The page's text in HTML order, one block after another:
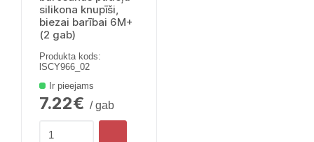
silikona knupīši,
biezai barībai 6M+
(2 gab)
Produkta kods:
lSCY966_02
Ir pieejams
7.22€ / gab